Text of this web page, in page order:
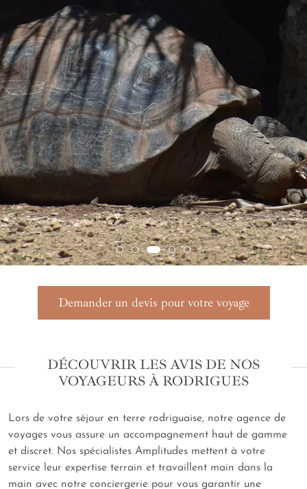
Demander un devis pour votre voyage
DÉCOUVRIR LES AVIS DE NOS
VOYAGEURS À RODRIGUES
Lors de votre séjour en terre rodriguaise, notre agence de
voyages vous assure un accompagnement haut de gamme
et discret. Nos spécialistes Amplitudes mettent à votre
service leur expertise terrain et travaillent main dans la
main avec notre conciergerie pour vous garantir une